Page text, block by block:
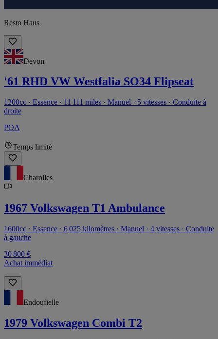
Resto Haus
Devon
'61 RHD VW Westfalia SO34 Flipseat
1200cc · Essence · 11 111 miles · Manuel · 5 vitesses · Conduite à
droite
POA
Temps limité
Charolles
1967 Volkswagen T1 Ambulance
1600cc · Essence · 6 025 kilomètres · Manuel · 4 vitesses · Conduite
à gauche
30 800 €
Achat immédiat
Endoufielle
1979 Volkswagen Combi T2